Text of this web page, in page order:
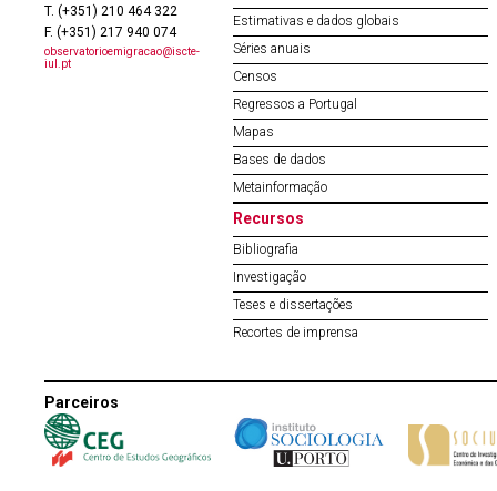
T. (+351) 210 464 322
F. (+351) 217 940 074
observatorioemigracao@iscte-
iul.pt
Estimativas e dados globais
Séries anuais
Censos
Regressos a Portugal
Mapas
Bases de dados
Metainformação
Recursos
Bibliografia
Investigação
Teses e dissertações
Recortes de imprensa
Parceiros